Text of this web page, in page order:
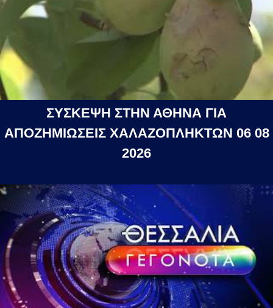
ΣΥΣΚΕΨΗ ΣΤΗΝ ΑΘΗΝΑ ΓΙΑ
ΑΠΟΖΗΜΙΩΣΕΙΣ ΧΑΛΑΖΟΠΛΗΚΤΩΝ 06 08
2026